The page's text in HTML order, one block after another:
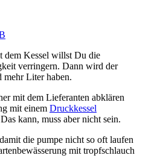
dem Kessel willst Du die
verringern. Dann wird der
mehr Liter haben.
mit dem Lieferanten abklären
mit einem Druckkessel
kann, muss aber nicht sein.
die pumpe nicht so oft laufen
mit tropfschlauch